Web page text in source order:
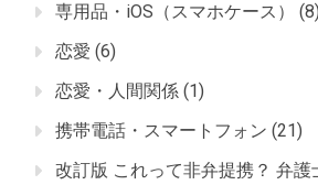
専用品・iOS（スマホケース）
(8)
恋愛 (6)
恋愛・人間関係 (1)
携帯電話・スマートフォン (21)
改訂版 これって非弁提携？ 弁